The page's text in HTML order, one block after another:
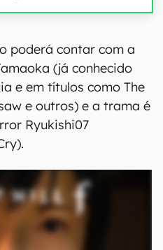
poderá contar com a
(já conhecido
e em títulos como The
e outros) e a trama é
Ryukishi07